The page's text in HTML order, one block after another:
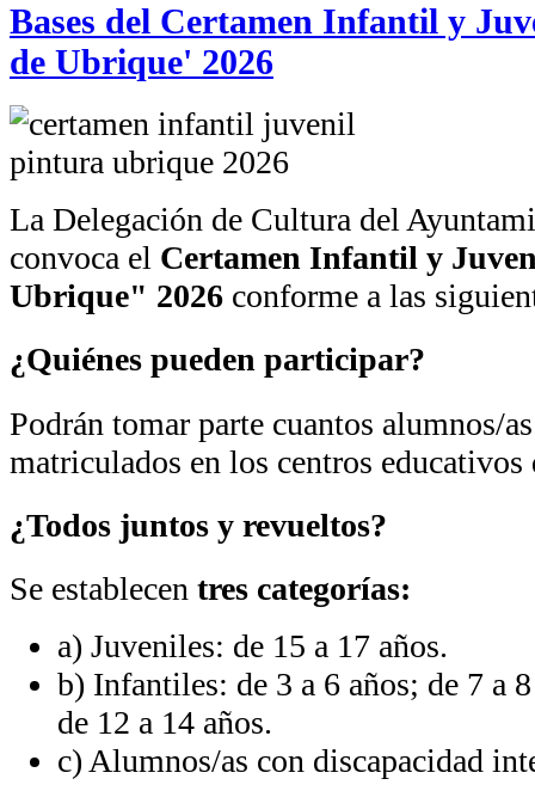
Bases del Certamen Infantil y
de Ubrique' 2026
La Delegación de Cultura del
convoca el Certamen Infantil y
Ubrique" 2026 conforme a las
¿Quiénes pueden participar?
Podrán tomar parte cuantos alumnos/
matriculados en los centros
¿Todos juntos y revueltos?
Se establecen tres categorías:
a) Juveniles: de 15 a 17 años.
b) Infantiles: de 3 a 6 años; de 7 a
de 12 a 14 años.
c) Alumnos/as con discapacidad